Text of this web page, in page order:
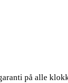
på alle